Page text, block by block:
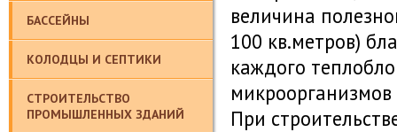
БАССЕЙНЫ
КОЛОДЦЫ И СЕПТИКИ
СТРОИТЕЛЬСТВО
ПРОМЫШЛЕННЫХ ЗДАНИЙ
величина
100 кв.метров)
каждого
При